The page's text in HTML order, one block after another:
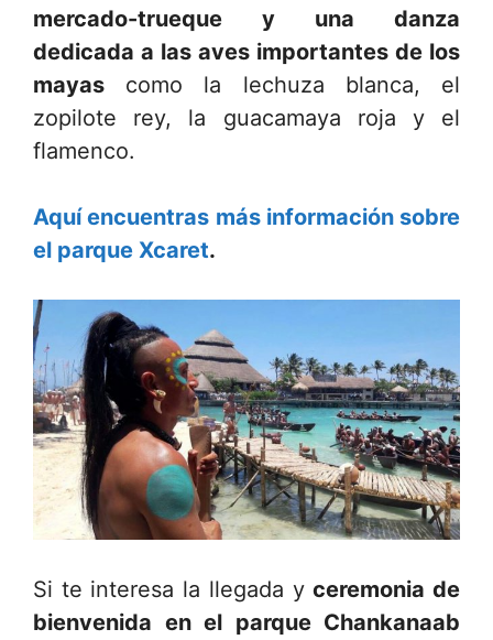
mercado-trueque y una danza
dedicada a las aves importantes de los
mayas como la lechuza blanca, el
zopilote rey, la guacamaya roja y el
flamenco.
Aquí encuentras más información sobre
el parque Xcaret.
Si te interesa la llegada yceremonia de
bienvenida en el parque Chankanaab